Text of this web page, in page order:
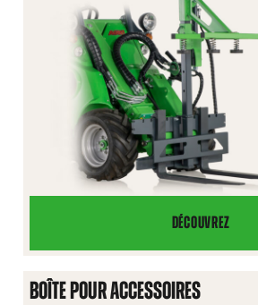
DÉCOUVREZ
PRESSE
À
RUCHES
BOÎTE POUR ACCESSOIRES